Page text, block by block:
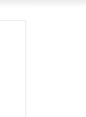
por